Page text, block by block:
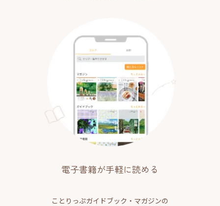
電子書籍が手軽に読める
ことりっぷガイドブック・マガジンの